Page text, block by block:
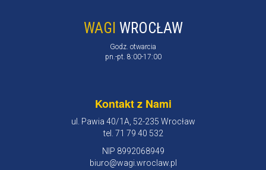
WAGI WROCŁAW
Godz. otwarcia
pn.-pt. 8:00-17:00
Kontakt z Nami
ul. Pawia 40/1A, 52-235 Wrocław
tel. 71 79 40 532
NIP 8992068949
biuro@wagi.wroclaw.pl